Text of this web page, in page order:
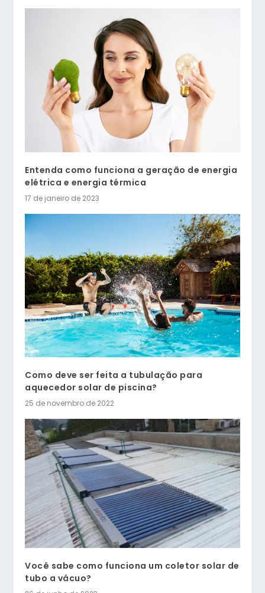
Entenda como funciona a geração de energia
elétrica e energia térmica
17 de janeiro de 2023
Como deve ser feita a tubulação para
aquecedor solar de piscina?
25 de novembro de 2022
Você sabe como funciona um coletor solar de
tubo a vácuo?